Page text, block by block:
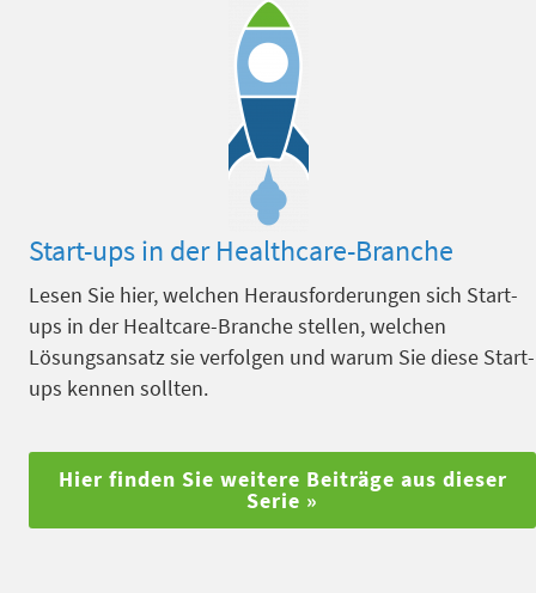
Start-ups in der Healthcare-Branche
Lesen Sie hier, welchen Herausforderungen sich Start-
ups in der Healtcare-Branche stellen, welchen
Lösungsansatz sie verfolgen und warum Sie diese Start-
ups kennen sollten.
Hier finden Sie weitere Beiträge aus dieser
Serie »